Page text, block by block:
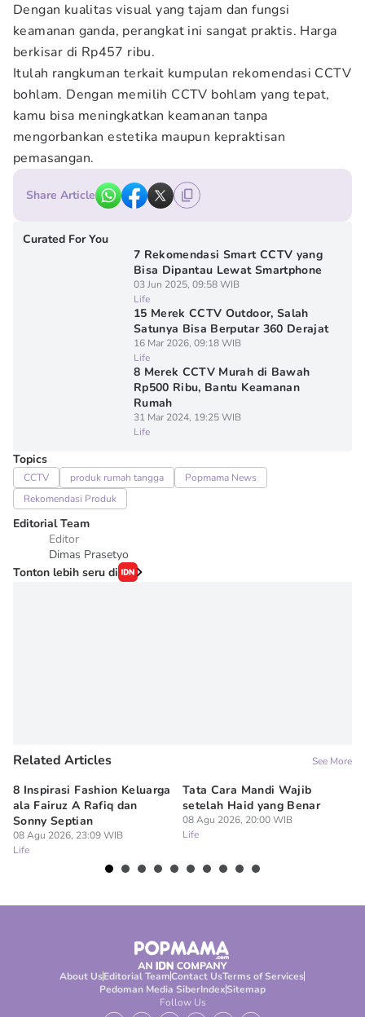
Dengan kualitas visual yang tajam dan fungsi
keamanan ganda, perangkat ini sangat praktis. Harga
berkisar di Rp457 ribu.
Itulah rangkuman terkait kumpulan rekomendasi CCTV
bohlam. Dengan memilih CCTV bohlam yang tepat,
kamu bisa meningkatkan keamanan tanpa
mengorbankan estetika maupun kepraktisan
pemasangan.
Share Article
Curated For You
7 Rekomendasi Smart CCTV yang
Bisa Dipantau Lewat Smartphone
03 Jun 2025, 09:58 WIB
Life
15 Merek CCTV Outdoor, Salah
Satunya Bisa Berputar 360 Derajat
16 Mar 2026, 09:18 WIB
Life
8 Merek CCTV Murah di Bawah
Rp500 Ribu, Bantu Keamanan
Rumah
31 Mar 2024, 19:25 WIB
Life
Topics
CCTV produk rumah tangga
Popmama News
Rekomendasi Produk
Editorial Team
Editor
Dimas Prasetyo
Tonton lebih seru di
Related Articles See More
8 Inspirasi Fashion Keluarga
ala Fairuz A Rafiq dan
Sonny Septian
08 Agu 2026, 23:09 WIB
Life
Tata Cara Mandi Wajib
setelah Haid yang Benar
08 Agu 2026, 20:00 WIB
Life
About UsEditorial TeamContact UsTerms of Services
Pedoman Media SiberIndexSitemap
Follow Us